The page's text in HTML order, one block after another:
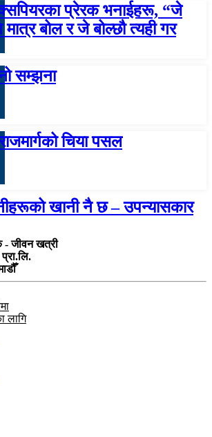
प्रेरक भनाईहरू, “जे
मात्र बोल र जे बोल्छौ त्यही गर
सम्झना
चिया पसल
खानी नै छ – उपन्यासकार
- जीवन खत्री
प्रा.लि.
लागि